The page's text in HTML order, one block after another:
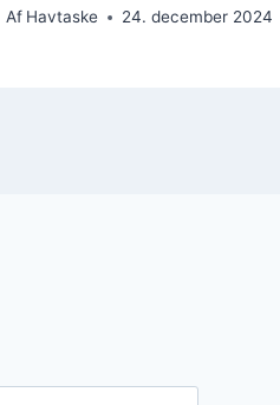
Af Havtaske 24. december 2024